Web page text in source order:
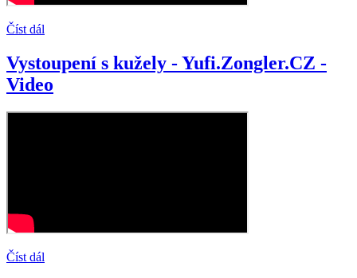
Číst dál
Vystoupení s kužely - Yufi.Zongler.CZ -
Video
Číst dál